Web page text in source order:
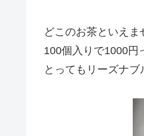
どこのお茶といえま
100個入りで1000円
とってもリーズナブ